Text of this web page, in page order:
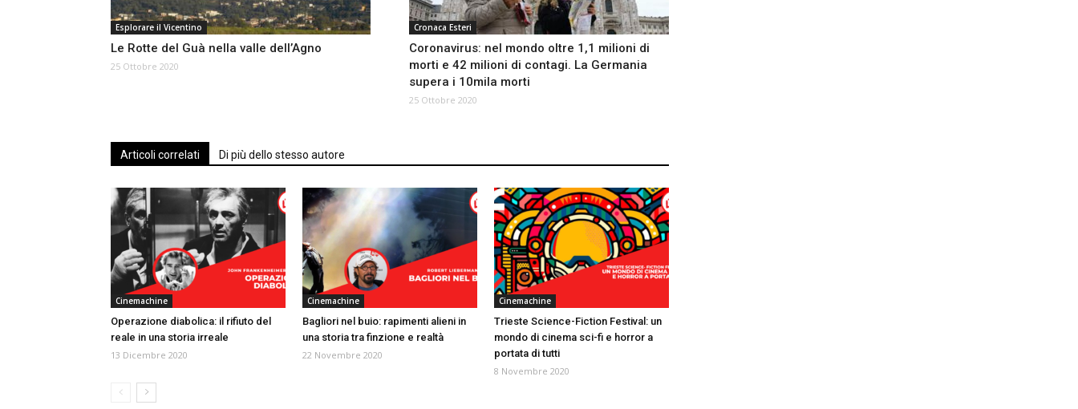
Esplorare il Vicentino
Le Rotte del Guà nella valle dell’Agno
25 Ottobre 2020
Cronaca Esteri
Coronavirus: nel mondo oltre 1,1 milioni di
morti e 42 milioni di contagi. La Germania
supera i 10mila morti
25 Ottobre 2020
Articoli correlati Di più dello stesso autore
Cinemachine
Operazione diabolica: il rifiuto del
reale in una storia irreale
13 Dicembre 2020
Cinemachine
Bagliori nel buio: rapimenti alieni in
una storia tra finzione e realtà
22 Novembre 2020
Cinemachine
Trieste Science-Fiction Festival: un
mondo di cinema sci-fi e horror a
portata di tutti
8 Novembre 2020